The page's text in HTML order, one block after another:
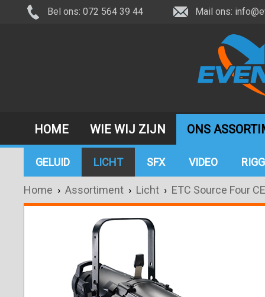
Bel ons: 072 564 39 44 Mail ons:
HOME WIE WIJ ZIJN ONS
GELUID LICHT SFX VIDEO
Home › Assortiment › Licht › ETC Source Four